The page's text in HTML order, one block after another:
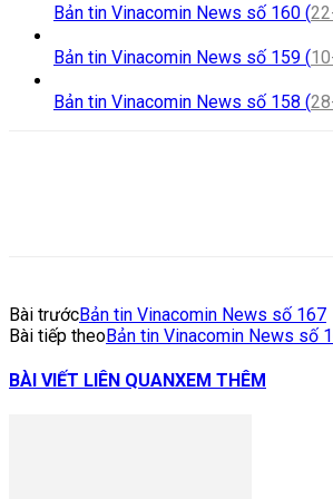
Bản tin Vinacomin News số 160 (
Bản tin Vinacomin News số 159 (
Bản tin Vinacomin News số 158 (
Bài trướcBản tin Vinacomin News số 167
Bài tiếp theoBản tin Vinacomin News số
BÀI VIẾT LIÊN QUANXEM THÊM